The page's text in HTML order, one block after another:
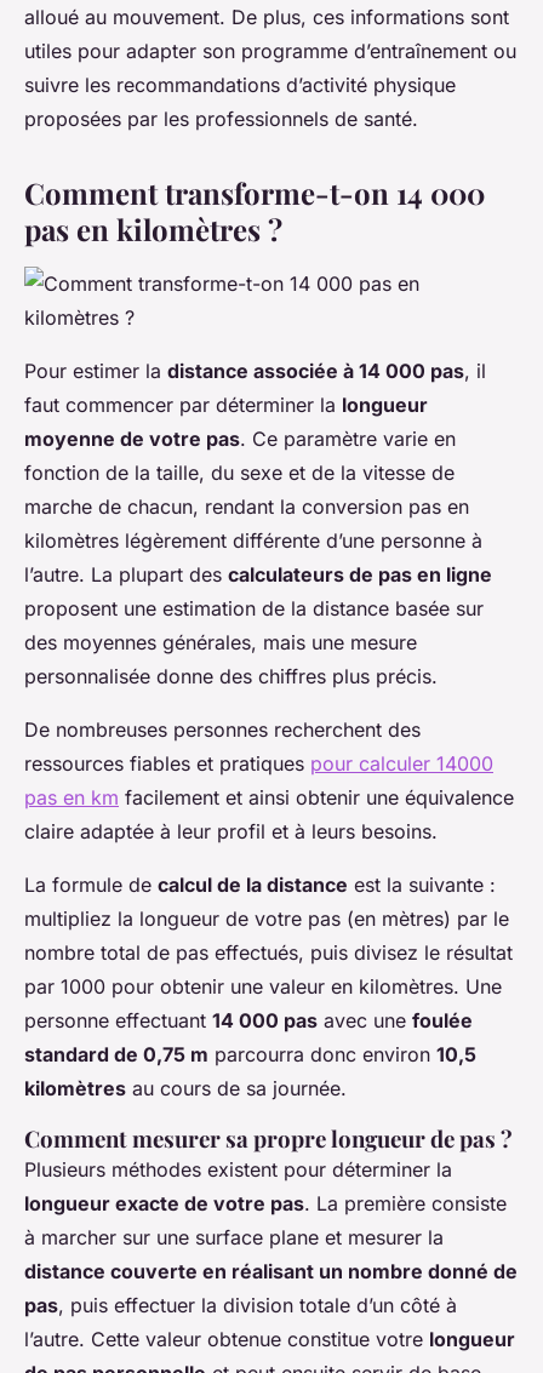
alloué au mouvement. De plus, ces informations sont
utiles pour adapter son programme d’entraînement ou
suivre les recommandations d’activité physique
proposées par les professionnels de santé.
Comment transforme-t-on 14 000
pas en kilomètres ?
Pour estimer la distance associée à 14 000 pas, il
faut commencer par déterminer la longueur
moyenne de votre pas. Ce paramètre varie en
fonction de la taille, du sexe et de la vitesse de
marche de chacun, rendant la conversion pas en
kilomètres légèrement différente d’une personne à
l’autre. La plupart des calculateurs de pas en ligne
proposent une estimation de la distance basée sur
des moyennes générales, mais une mesure
personnalisée donne des chiffres plus précis.
De nombreuses personnes recherchent des
ressources fiables et pratiques pour calculer 14000
pas en km facilement et ainsi obtenir une équivalence
claire adaptée à leur profil et à leurs besoins.
La formule de calcul de la distance est la suivante :
multipliez la longueur de votre pas (en mètres) par le
nombre total de pas effectués, puis divisez le résultat
par 1000 pour obtenir une valeur en kilomètres. Une
personne effectuant 14 000 pas avec une foulée
standard de 0,75 m parcourra donc environ 10,5
kilomètres au cours de sa journée.
Comment mesurer sa propre longueur de pas ?
Plusieurs méthodes existent pour déterminer la
longueur exacte de votre pas. La première consiste
à marcher sur une surface plane et mesurer la
distance couverte en réalisant un nombre donné de
pas, puis effectuer la division totale d’un côté à
l’autre. Cette valeur obtenue constitue votre longueur